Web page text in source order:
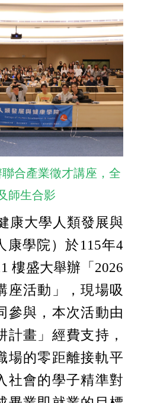
合產業徵才講座，全
師生合影
大學人類發展與
康學院）於115年4
樓盛大舉辦「2026
座活動」，現場吸
參與，本次活動由
計畫」經費支持，
場的零距離接軌平
社會的學子精準對